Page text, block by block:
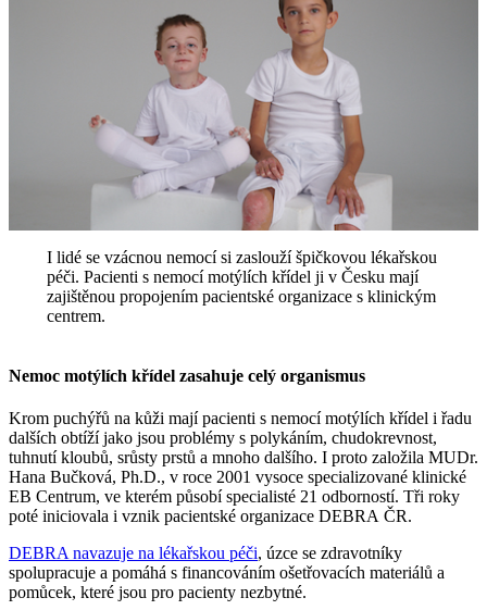
I lidé se vzácnou nemocí si zaslouží špičkovou lékařskou
péči. Pacienti s nemocí motýlích křídel ji v Česku mají
zajištěnou propojením pacientské organizace s klinickým
centrem.
Nemoc motýlích křídel zasahuje celý organismus
Krom puchýřů na kůži mají pacienti s nemocí motýlích křídel i řadu
dalších obtíží jako jsou problémy s polykáním, chudokrevnost,
tuhnutí kloubů, srůsty prstů a mnoho dalšího. I proto založila MUDr.
Hana Bučková, Ph.D., v roce 2001 vysoce specializované klinické
EB Centrum, ve kterém působí specialisté 21 odborností. Tři roky
poté iniciovala i vznik pacientské organizace DEBRA ČR.
DEBRA navazuje na lékařskou péči, úzce se zdravotníky
spolupracuje a pomáhá s financováním ošetřovacích materiálů a
pomůcek, které jsou pro pacienty nezbytné.